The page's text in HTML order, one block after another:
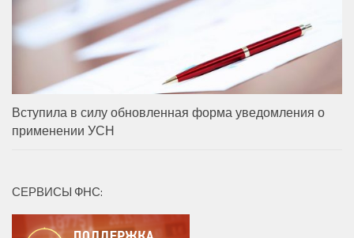
Вступила в силу обновленная форма уведомления о
применении УСН
СЕРВИСЫ ФНС: